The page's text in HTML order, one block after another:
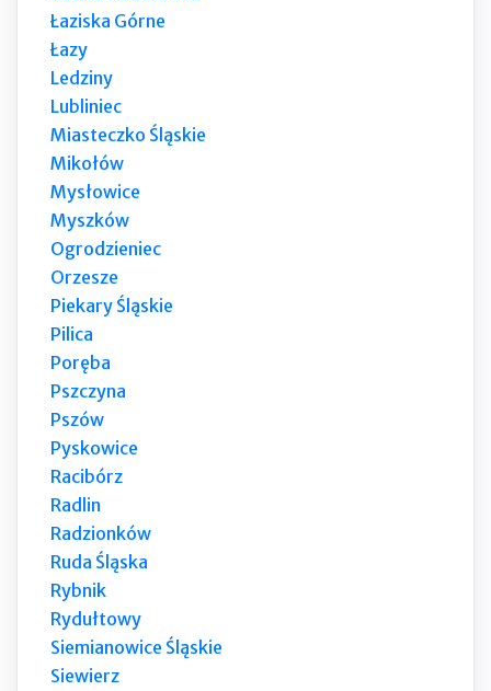
Łaziska Górne
Łazy
Ledziny
Lubliniec
Miasteczko Śląskie
Mikołów
Mysłowice
Myszków
Ogrodzieniec
Orzesze
Piekary Śląskie
Pilica
Poręba
Pszczyna
Pszów
Pyskowice
Racibórz
Radlin
Radzionków
Ruda Śląska
Rybnik
Rydułtowy
Siemianowice Śląskie
Siewierz